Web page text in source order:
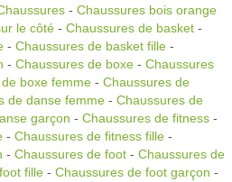
- Chaussures bois orange
le côté - Chaussures de basket -
- Chaussures de basket fille -
- Chaussures de boxe - Chaussures
boxe femme - Chaussures de
de danse femme - Chaussures de
garçon - Chaussures de fitness -
- Chaussures de fitness fille -
- Chaussures de foot - Chaussures de
fille - Chaussures de foot garçon -